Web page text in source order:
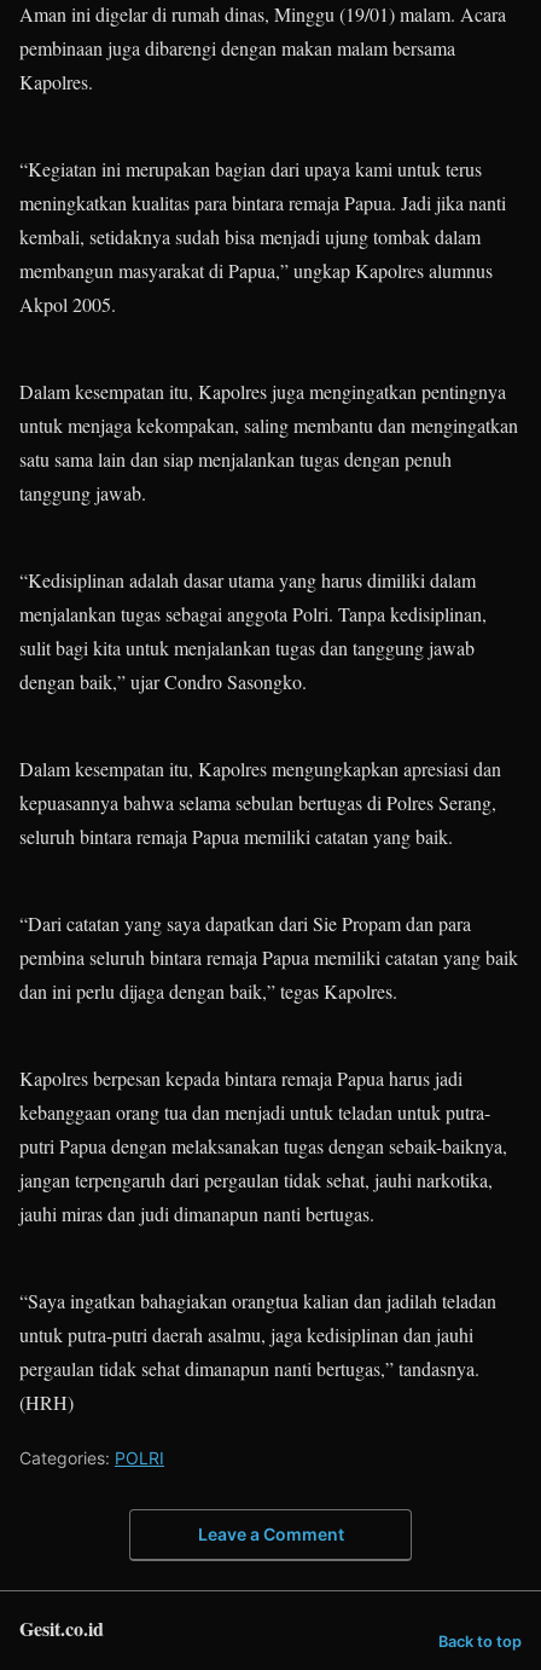
Aman ini digelar di rumah dinas, Minggu (19/01) malam. Acara
pembinaan juga dibarengi dengan makan malam bersama
Kapolres.
“Kegiatan ini merupakan bagian dari upaya kami untuk terus
meningkatkan kualitas para bintara remaja Papua. Jadi jika nanti
kembali, setidaknya sudah bisa menjadi ujung tombak dalam
membangun masyarakat di Papua,” ungkap Kapolres alumnus
Akpol 2005.
Dalam kesempatan itu, Kapolres juga mengingatkan pentingnya
untuk menjaga kekompakan, saling membantu dan mengingatkan
satu sama lain dan siap menjalankan tugas dengan penuh
tanggung jawab.
“Kedisiplinan adalah dasar utama yang harus dimiliki dalam
menjalankan tugas sebagai anggota Polri. Tanpa kedisiplinan,
sulit bagi kita untuk menjalankan tugas dan tanggung jawab
dengan baik,” ujar Condro Sasongko.
Dalam kesempatan itu, Kapolres mengungkapkan apresiasi dan
kepuasannya bahwa selama sebulan bertugas di Polres Serang,
seluruh bintara remaja Papua memiliki catatan yang baik.
“Dari catatan yang saya dapatkan dari Sie Propam dan para
pembina seluruh bintara remaja Papua memiliki catatan yang baik
dan ini perlu dijaga dengan baik,” tegas Kapolres.
Kapolres berpesan kepada bintara remaja Papua harus jadi
kebanggaan orang tua dan menjadi untuk teladan untuk putra-
putri Papua dengan melaksanakan tugas dengan sebaik-baiknya,
jangan terpengaruh dari pergaulan tidak sehat, jauhi narkotika,
jauhi miras dan judi dimanapun nanti bertugas.
“Saya ingatkan bahagiakan orangtua kalian dan jadilah teladan
untuk putra-putri daerah asalmu, jaga kedisiplinan dan jauhi
pergaulan tidak sehat dimanapun nanti bertugas,” tandasnya.
(HRH)
Categories: POLRI
Leave a Comment
Gesit.co.id Back to top